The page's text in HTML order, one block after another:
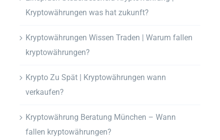
Kryptowährungen was hat zukunft?
Kryptowährungen Wissen Traden | Warum fallen
kryptowährungen?
Krypto Zu Spät | Kryptowährungen wann
verkaufen?
Kryptowährung Beratung München – Wann
fallen kryptowährungen?